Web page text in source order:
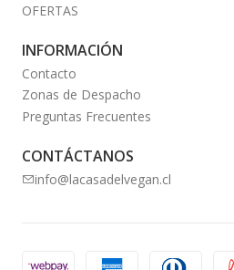
OFERTAS
INFORMACIÓN
Contacto
Zonas de Despacho
Preguntas Frecuentes
CONTÁCTANOS
info@lacasadelvegan.cl